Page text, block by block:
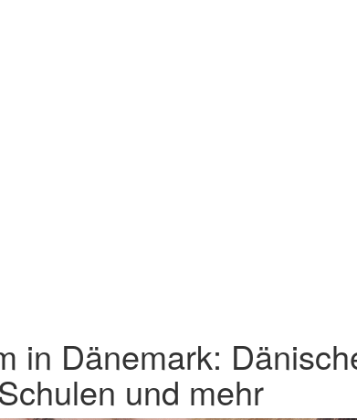
in Dänemark:
und mehr